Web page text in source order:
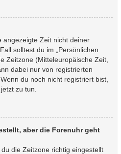
angezeigte Zeit nicht deiner
solltest du im „Persönlichen
Zeitzone (Mitteleuropäische Zeit,
dabei nur von registrierten
du noch nicht registriert bist,
zu tun.
aber die Forenuhr geht
die Zeitzone richtig eingestellt